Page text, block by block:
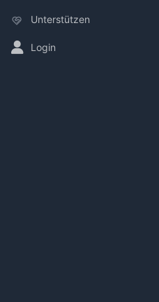
Unterstützen
Login